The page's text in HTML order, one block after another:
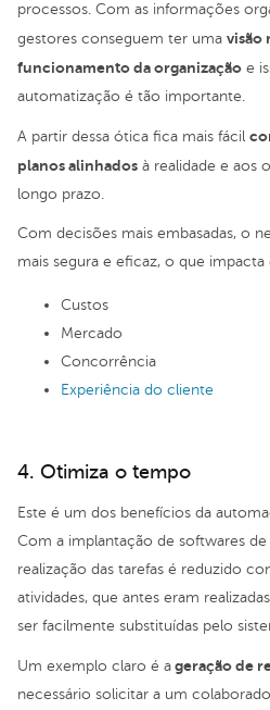
processos. Com as informações
gestores conseguem ter uma visão
funcionamento da organização e
automatização é tão importante.
A partir dessa ótica fica mais fácil
planos alinhados à realidade e aos
longo prazo.
Com decisões mais embasadas, o
mais segura e eficaz, o que
Custos
Mercado
Concorrência
Experiência do cliente
4. Otimiza o tempo
Este é um dos benefícios da
Com a implantação de softwares
realização das tarefas é reduzido
atividades, que antes eram
ser facilmente substituídas pelo
Um exemplo claro é a geração de
necessário solicitar a um